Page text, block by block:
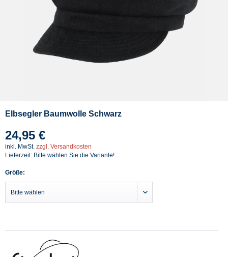
Elbsegler Baumwolle Schwarz
24,95 €
inkl. MwSt. zzgl. Versandkosten
Lieferzeit: Bitte wählen Sie die Variante!
Größe: